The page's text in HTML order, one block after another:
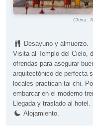
China:
Desayuno y almuerzo.
Visita al Templo del Cielo,
ofrendas para asegurar
arquitectónico de perfecta
locales practican tai chi.
embarcar en el moderno
Llegada y traslado al hotel.
Alojamiento.